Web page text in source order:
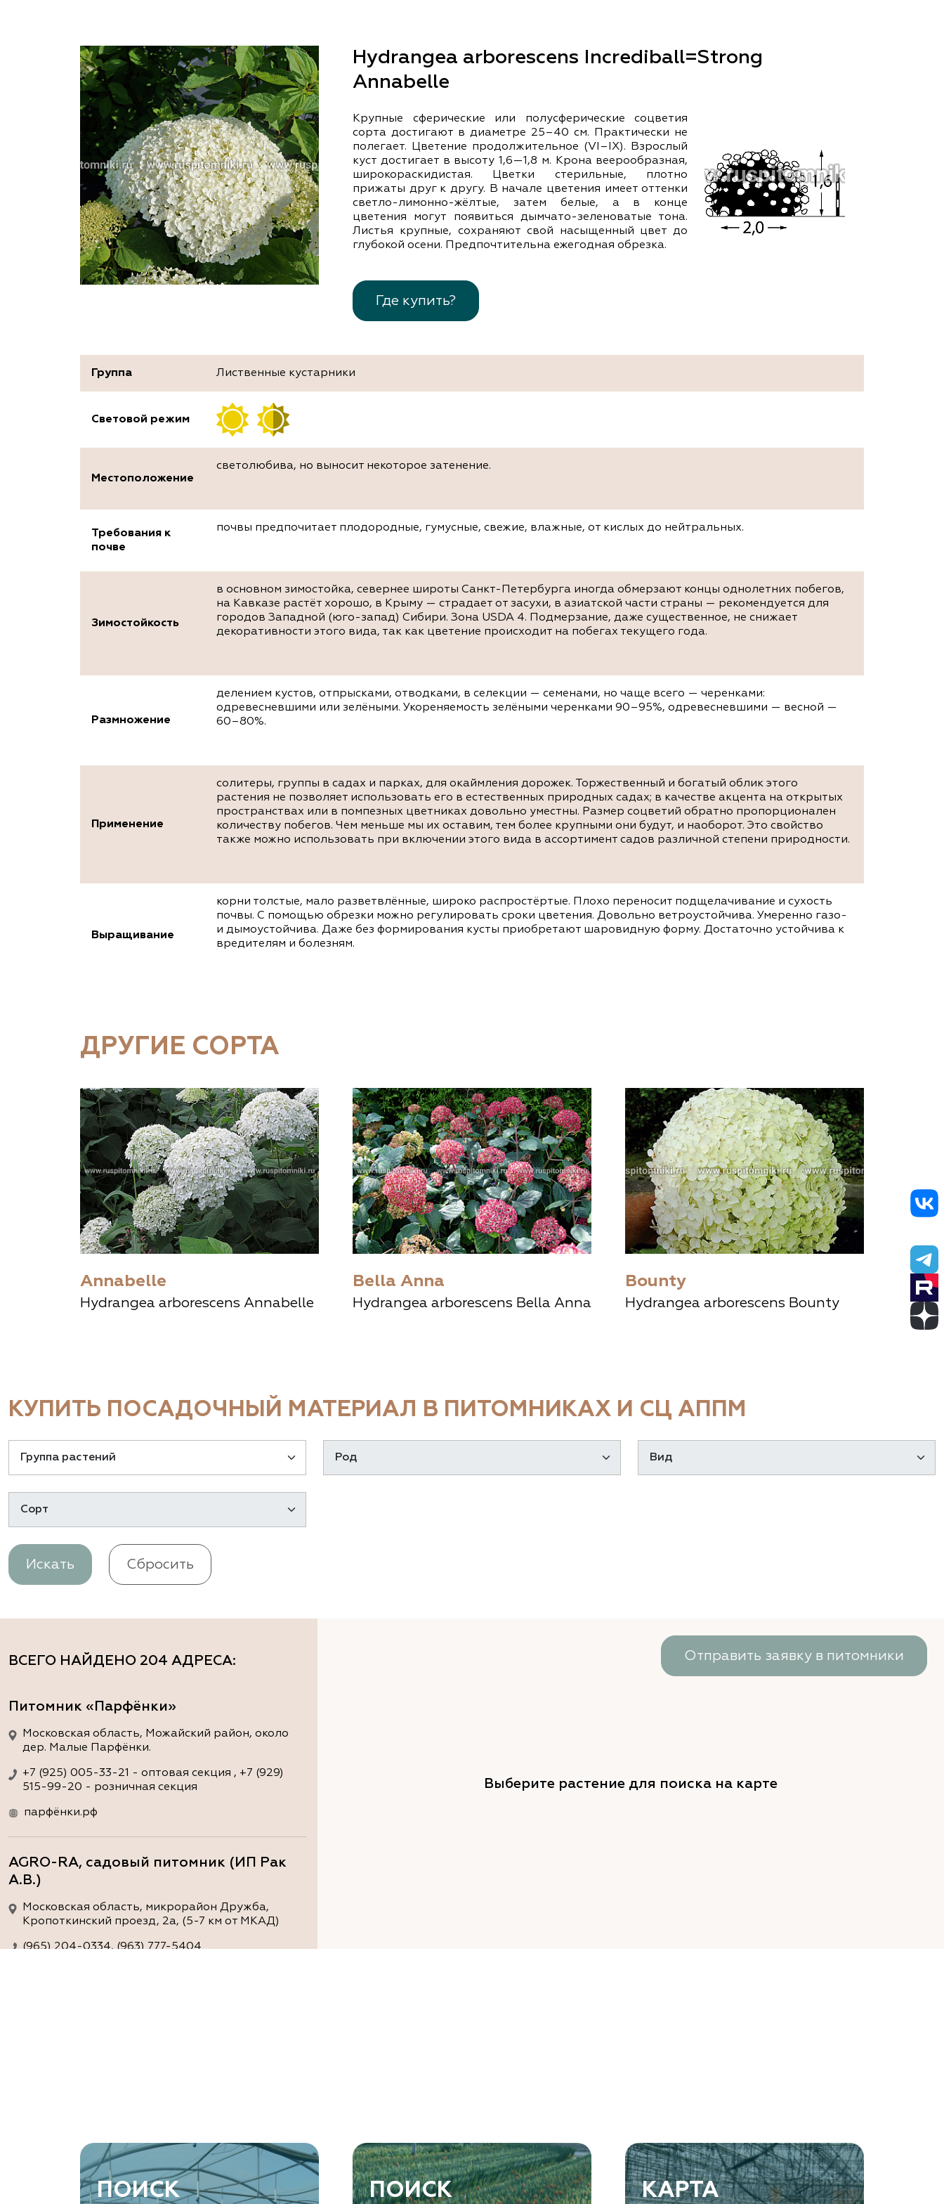
Региональные
представительстваHydrangea arborescens Incrediball=Strong
Annabelle
Крупные сферические или полусферические соцветия
сорта достигают в диаметре 25–40 см. Практически не
полегает. Цветение продолжительное (VІ–ІХ). Взрослый
куст достигает в высоту 1,6—1,8 м. Крона веерообразная,
широкораскидистая. Цветки стерильные, плотно
прижаты друг к другу. В начале цветения имеет оттенки
светло-лимонно-жёлтые, затем белые, а в конце
цветения могут появиться дымчато-зеленоватые тона.
Листья крупные, сохраняют свой насыщенный цвет до
глубокой осени. Предпочтительна ежегодная обрезка.
Где купить?
Группа Лиственные кустарники
Световой режим
Местоположение
светолюбива, но выносит некоторое затенение.
Требования к
почве
почвы предпочитает плодородные, гумусные, свежие, влажные, от кислых до нейтральных.
Зимостойкость
в основном зимостойка, севернее широты Санкт-Петербурга иногда обмерзают концы однолетних побегов,
на Кавказе растёт хорошо, в Крыму — страдает от засухи, в азиатской части страны — рекомендуется для
городов Западной (юго-запад) Сибири. Зона USDA 4. Подмерзание, даже существенное, не снижает
декоративности этого вида, так как цветение происходит на побегах текущего года.
Размножение
делением кустов, отпрысками, отводками, в селекции — семенами, но чаще всего — черенками:
одревесневшими или зелёными. Укореняемость зелёными черенками 90–95%, одревесневшими — весной —
60–80%.
Применение
солитеры, группы в садах и парках, для окаймления дорожек. Торжественный и богатый облик этого
растения не позволяет использовать его в естественных природных садах; в качестве акцента на открытых
пространствах или в помпезных цветниках довольно уместны. Размер соцветий обратно пропорционален
количеству побегов. Чем меньше мы их оставим, тем более крупными они будут, и наоборот. Это свойство
также можно использовать при включении этого вида в ассортимент садов различной степени природности.
Выращивание
корни толстые, мало разветвлённые, широко распростёртые. Плохо переносит подщелачивание и сухость
почвы. С помощью обрезки можно регулировать сроки цветения. Довольно ветроустойчива. Умеренно газо-
и дымоустойчива. Даже без формирования кусты приобретают шаровидную форму. Достаточно устойчива к
вредителям и болезням.
ДРУГИЕ СОРТА
Annabelle
Hydrangea arborescens Annabelle
Bella Anna
Hydrangea arborescens Bella Anna
Bounty
Hydrangea arborescens Bounty
КУПИТЬ ПОСАДОЧНЫЙ МАТЕРИАЛ В ПИТОМНИКАХ И СЦ АППМ
Искать Сбросить
ВСЕГО НАЙДЕНО 204 АДРЕСА:
Питомник «Парфёнки»
Московская область, Можайский район, около
дер. Малые Парфёнки.
+7 (925) 005-33-21 - оптовая секция , +7 (929)
515-99-20 - розничная секция
парфёнки.рф
AGRO-RA, садовый питомник (ИП Рак
А.В.)
Московская область, микрорайон Дружба,
Кропоткинский проезд, 2а, (5-7 км от МКАД)
(965) 204-0334, (963) 777-5404
ArtGreen (питомник декоративных
растений, АртГрин)
Отправить заявку в питомники
Выберите растение для поиска на карте
ПОИСК ПОИСК КАРТА